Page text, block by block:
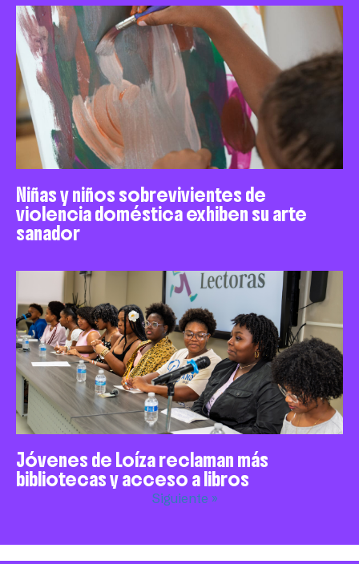
Niñas y niños sobrevivientes de
violencia doméstica exhiben su arte
sanador
Jóvenes de Loíza reclaman más
bibliotecas y acceso a libros
Siguiente »